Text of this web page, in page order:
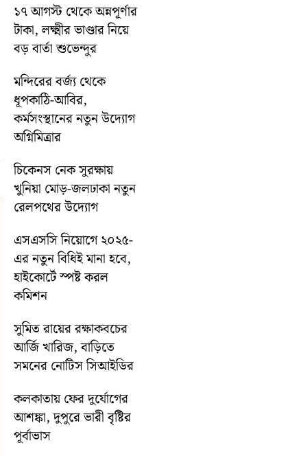
১৭ আগস্ট থেকে অন্নপূর্ণার
টাকা, লক্ষ্মীর ভাণ্ডার নিয়ে
বড় বার্তা শুভেন্দুর
মন্দিরের বর্জ্য থেকে
ধূপকাঠি-আবির,
কর্মসংস্থানের নতুন উদ্যোগ
অগ্নিমিত্রার
চিকেনস নেক সুরক্ষায়
খুনিয়া মোড়-জলঢাকা নতুন
রেলপথের উদ্যোগ
এসএসসি নিয়োগে ২০২৫-
এর নতুন বিধিই মানা হবে,
হাইকোর্টে স্পষ্ট করল
কমিশন
সুমিত রায়ের রক্ষাকবচের
আর্জি খারিজ, বাড়িতে
সমনের নোটিস সিআইডির
কলকাতায় ফের দুর্যোগের
আশঙ্কা, দুপুরে ভারী বৃষ্টির
পূর্বাভাস